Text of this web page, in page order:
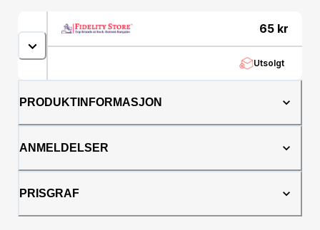
/&gt;&lt;/colgroup&gt;&lt;tbody&gt;&lt;tr&gt;&lt;td
style="text-align: center;" colspan="5"
rowspan="1"&gt;&lt;span style="color:
#ff0000;"&gt;&lt;strong&gt;Product
Information&lt;/strong&gt;&lt;/span&gt;&lt;/td&gt;&lt;/
Name&lt;/strong&gt;&lt;/td&gt;&lt;td&gt;Superdry&lt;/
millimetres&lt;/td&gt;&lt;/
number&lt;/strong&gt;&lt;/td&gt;&lt;td&gt;SYG122E&lt;/
Thickness&lt;/strong&gt;&lt;/td&gt;&lt;td&gt;12
millimetres&lt;/td&gt;&lt;/
Material&lt;/strong&gt;&lt;/td&gt;&lt;td&gt;Textile&lt;/
Shape&lt;/strong&gt;&lt;/td&gt;&lt;td&gt;Round&lt;/
65 kr
Utsolgt
PRODUKTINFORMASJON
ANMELDELSER
PRISGRAF